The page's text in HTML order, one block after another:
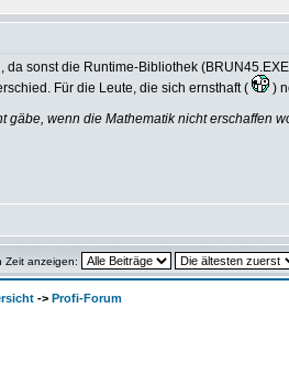
sonst die Runtime-Bibliothek
Für die Leute, die sich ernsthaft (
)
wenn die Mathematik nicht erschaffen
Zeit anzeigen:
-> Profi-Forum